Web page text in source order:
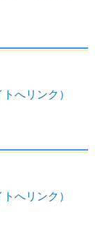
へリンク）
へリンク）